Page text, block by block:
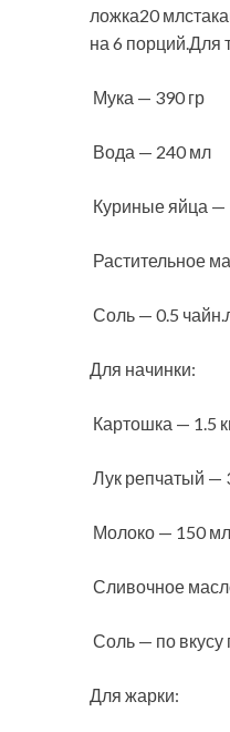
ложка20
на 6 порций.Для
Мука — 390 гр
Вода — 240 мл
Куриные яйца —
Растительное
Соль — 0.5
Для начинки:
Картошка — 1.5
Лук репчатый —
Молоко — 150 мл
Сливочное
Соль — по вкусу
Для жарки: